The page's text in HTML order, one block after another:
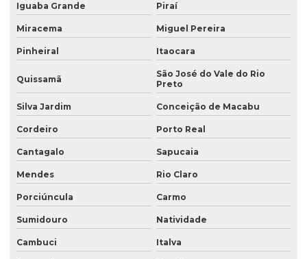
Iguaba Grande Piraí
Miracema Miguel Pereira
Pinheiral Itaocara
Quissamã
São José do Vale do Rio
Preto
Silva Jardim Conceição de Macabu
Cordeiro Porto Real
Cantagalo Sapucaia
Mendes Rio Claro
Porciúncula Carmo
Sumidouro Natividade
Cambuci Italva